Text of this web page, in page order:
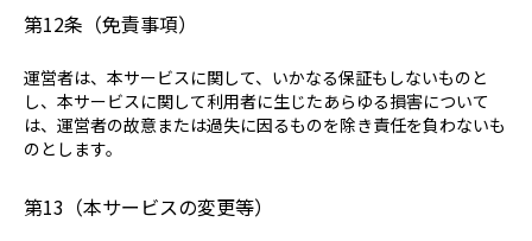
第12条（免責事項）
運営者は、本サービスに関して、いかなる保証もしないものと
し、本サービスに関して利用者に生じたあらゆる損害について
は、運営者の故意または過失に因るものを除き責任を負わないも
のとします。
第13（本サービスの変更等）